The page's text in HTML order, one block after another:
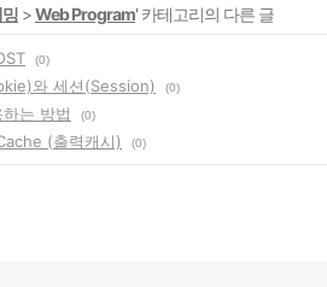
>Web Program' 카테고리의 다른 글
(0)
와 세션(Session)
(0)
는 방법
(0)
(출력캐시)
(0)